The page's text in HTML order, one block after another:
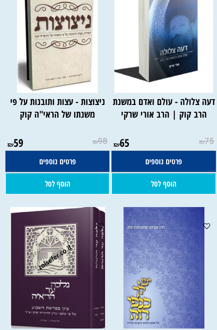
דעה צלולה - עולם ואדם במשנת
הרב קוק | הרב אורי שרקי
₪75
₪65
פרטים נוספים
הוסף לסל
ניצוצות - עצות ותובנות על פי
משנתו של הראי"ה קוק
₪98
₪59
פרטים נוספים
הוסף לסל